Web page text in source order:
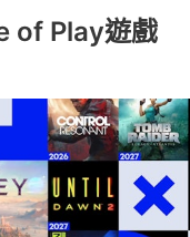
of Play遊戲